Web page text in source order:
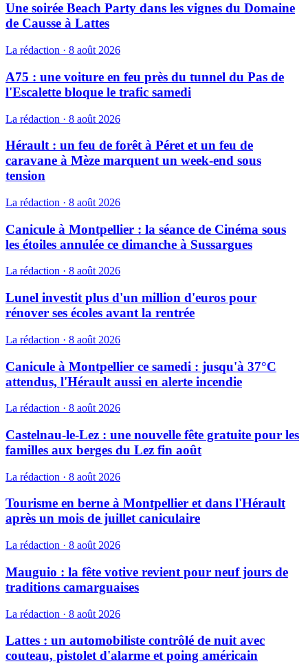
Une soirée Beach Party dans les vignes du Domaine
de Causse à Lattes
La rédaction · 8 août 2026
A75 : une voiture en feu près du tunnel du Pas de
l'Escalette bloque le trafic samedi
La rédaction · 8 août 2026
Hérault : un feu de forêt à Péret et un feu de
caravane à Mèze marquent un week-end sous
tension
La rédaction · 8 août 2026
Canicule à Montpellier : la séance de Cinéma sous
les étoiles annulée ce dimanche à Sussargues
La rédaction · 8 août 2026
Lunel investit plus d'un million d'euros pour
rénover ses écoles avant la rentrée
La rédaction · 8 août 2026
Canicule à Montpellier ce samedi : jusqu'à 37°C
attendus, l'Hérault aussi en alerte incendie
La rédaction · 8 août 2026
Castelnau-le-Lez : une nouvelle fête gratuite pour les
familles aux berges du Lez fin août
La rédaction · 8 août 2026
Tourisme en berne à Montpellier et dans l'Hérault
après un mois de juillet caniculaire
La rédaction · 8 août 2026
Mauguio : la fête votive revient pour neuf jours de
traditions camarguaises
La rédaction · 8 août 2026
Lattes : un automobiliste contrôlé de nuit avec
couteau, pistolet d'alarme et poing américain